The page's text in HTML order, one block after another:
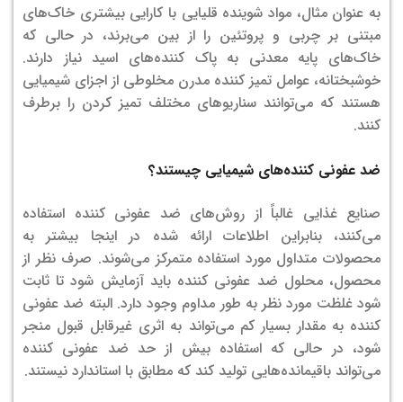
به عنوان مثال، مواد شوینده قلیایی با کارایی بیشتری خاک‌‌های
مبتنی بر چربی و پروتئین را از بین می‌برند، در حالی که
خاک‌های پایه معدنی به پاک کننده‌های اسید نیاز دارند.
خوشبختانه، عوامل تمیز کننده مدرن مخلوطی از اجزای شیمیایی
هستند که می‌توانند سناریوهای مختلف تمیز کردن را برطرف
کنند.
ضد عفونی کننده‌های شیمیایی چیستند؟
صنایع غذایی غالباً از روش‌های ضد عفونی کننده استفاده
می‌کنند، بنابراین اطلاعات ارائه شده در اینجا بیشتر به
محصولات متداول مورد استفاده متمرکز می‌شوند. صرف نظر از
محصول، محلول ضد عفونی کننده باید آزمایش شود تا ثابت
شود غلظت مورد نظر به طور مداوم وجود دارد. البته ضد عفونی
کننده به مقدار بسیار کم می‌تواند به اثری غیرقابل قبول منجر
شود، در حالی که استفاده بیش از حد ضد عفونی کننده
می‌تواند باقیمانده‌هایی تولید کند که مطابق با استاندارد نیستند.